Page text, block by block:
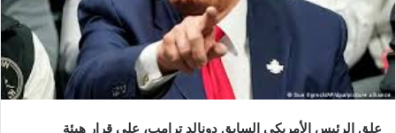
علق الرئيس الأمريكي السابق دونالد ترامب، على قرار هيئة